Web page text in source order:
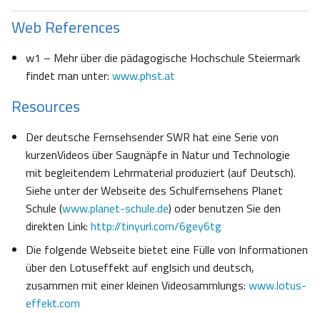
Web References
w1 – Mehr über die pädagogische Hochschule Steiermark
findet man unter: www.phst.at
Resources
Der deutsche Fernsehsender SWR hat eine Serie von
kurzenVideos über Saugnäpfe in Natur und Technologie
mit begleitendem Lehrmaterial produziert (auf Deutsch).
Siehe unter der Webseite des Schulfernsehens Planet
Schule (www.planet-schule.de) oder benutzen Sie den
direkten Link: http://tinyurl.com/6gey6tg
Die folgende Webseite bietet eine Fülle von Informationen
über den Lotuseffekt auf englsich und deutsch,
zusammen mit einer kleinen Videosammlungs: www.lotus-
effekt.com